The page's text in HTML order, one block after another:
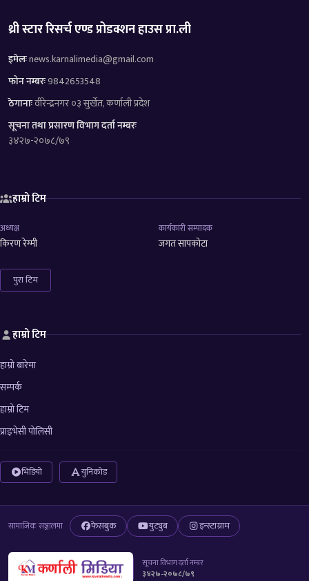
थ्री स्टार रिसर्च एण्ड प्रोडक्शन हाउस प्रा.ली
इमेलःnews.karnalimedia@gmail.com
फोन नम्बरः9842653548
ठेगानाःवीरेन्द्रनगर ०३ सुर्खेत, कर्णाली प्रदेश
सूचना तथा प्रसारण विभाग दर्ता नम्बरः
३४२७-२०७८/७९
हाम्रो टिम
अध्यक्ष
किरण रेग्मी
कार्यकारी सम्पादक
जगत सापकोटा
पुरा टिम
हाम्रो टिम
हाम्रो बारेमा
सम्पर्क
हाम्रो टिम
प्राइभेसी पोलिसी
भिडियो युनिकोड
सामाजिक सञ्जालमा फेसबुक युट्युब इन्स्टाग्राम
सूचना विभाग दर्ता नम्बर
३४२७-२०७८/७९